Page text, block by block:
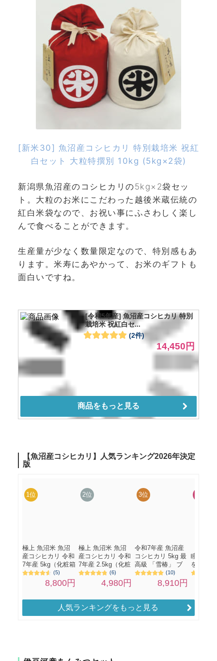
[新米30] 魚沼産コシヒカリ 特別栽培米 祝紅
白セット 大粒特撰別 10kg (5kg×2袋)
新潟県魚沼産のコシヒカリの5kg×2袋セッ
ト。大粒のお米にこだわった越後米蔵伝統の
紅白米袋なので、お祝い事にふさわしく楽し
んで食べることができます。
生産量が少なく数量限定なので、特別感もあ
ります。米寿にあやかって、お米のギフトも
面白いですね。
人気ランキングをもっと見る